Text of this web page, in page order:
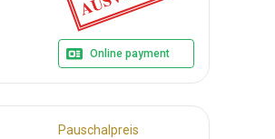
Online payment
Pauschalpreis